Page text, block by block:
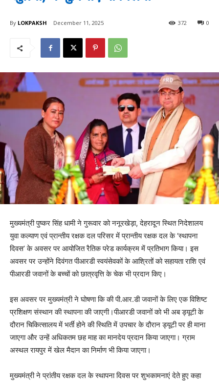
By LOKPAKSH December 11, 2025 0
372
मुख्यमंत्री पुष्कर सिंह धामी ने गुरूवार को ननूरखेड़ा, देहरादून स्थित निदेशालय
युवा कल्याण एवं प्रान्तीय रक्षक दल परिसर में प्रान्तीय रक्षक दल के ‘स्थापना
दिवस’ के अवसर पर आयोजित रैतिक परेड कार्यक्रम में प्रतिभाग किया। इस
अवसर पर उन्होंने दिवंगत पीआरडी स्वयंसेवकों के आश्रितों को सहायता राशि एवं
पीआरडी जवानों के बच्चों को छात्रवृत्ति के चेक भी प्रदान किए।
इस अवसर पर मुख्यमंत्री ने घोषणा कि की पी.आर.डी जवानों के लिए एक विशिष्ट
प्रशिक्षण संस्थान की स्थापना की जाएगी।पीआरडी जवानों को भी अब ड्यूटी के
दौरान चिकित्सालय में भर्ती होने की स्थिति में उपचार के दौरान ड्यूटी पर ही माना
जाएगा और उन्हें अधिकतम छह माह का मानदेय प्रदान किया जाएगा। ग्राम
अस्थल रायपुर में खेल मैदान का निर्माण भी किया जाएगा।
मुख्यमंत्री ने प्रांतीय रक्षक दल के स्थापना दिवस पर शुभकामनाएं देते हुए कहा